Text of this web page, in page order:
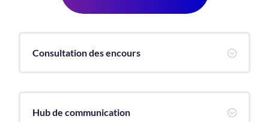
;
Consultation des encours
;
Hub de communication